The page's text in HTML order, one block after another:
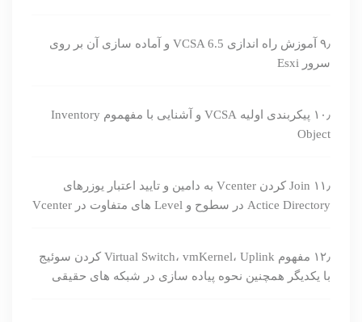
۹٫ آموزش راه اندازی VCSA 6.5 و آماده سازی آن بر روی
سرور Esxi
۱۰٫ پیکربندی اولیه VCSA و آشنایی با مفهموم Inventory
Object
۱۱٫ Join کردن Vcenter به دامین و تایید اعتبار یوزرهای
Actice Directory در سطوح و Level های متفاوت در Vcenter
۱۲٫ مفهوم Virtual Switch، vmKernel، Uplink کردن سوئیج
با یکدیگر همچنین نحوه پیاده سازی در شبکه های حقیقی